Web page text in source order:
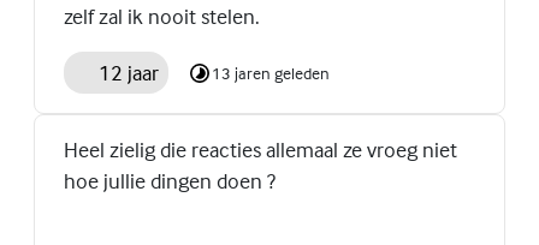
zelf zal ik nooit stelen.
12 jaar 13 jaren geleden
Heel zielig die reacties allemaal ze vroeg niet
hoe jullie dingen doen ?